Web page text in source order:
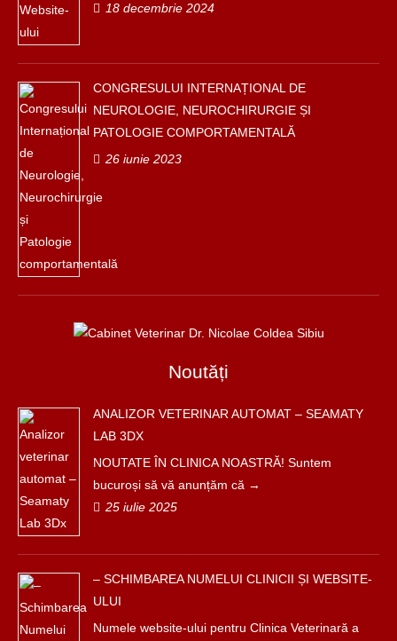
18 decembrie 2024
CONGRESULUI INTERNAȚIONAL DE
NEUROLOGIE, NEUROCHIRURGIE ȘI
PATOLOGIE COMPORTAMENTALĂ
26 iunie 2023
Noutăți
ANALIZOR VETERINAR AUTOMAT – SEAMATY
LAB 3DX
NOUTATE ÎN CLINICA NOASTRĂ! Suntem
bucuroși să vă anunțăm că
25 iulie 2025
– SCHIMBAREA NUMELUI CLINICII ȘI WEBSITE-
ULUI
Numele website-ului pentru Clinica Veterinară a